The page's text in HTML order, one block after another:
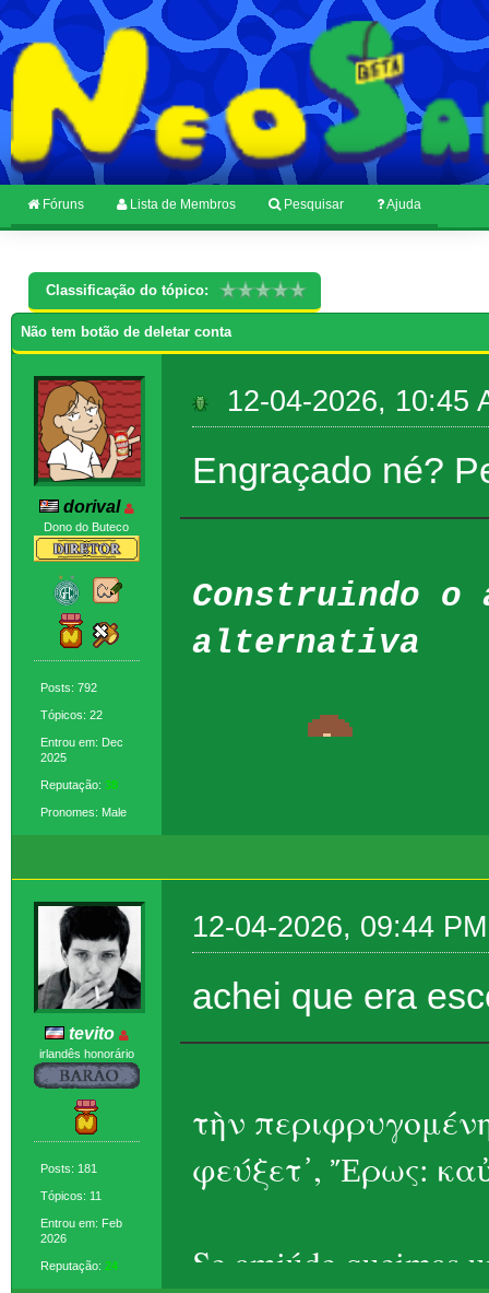
Fóruns Lista de Membros Pesquisar Ajuda
Classificação do tópico:
Não tem botão de deletar conta
dorival
Dono do Buteco
Posts: 792
Tópicos: 22
Entrou em: Dec
2025
Reputação: 38
Pronomes: Male
12-04-2026, 10:45
Engraçado né?
Construindo o
alternativa
tevito
irlandês honorário
Posts: 181
Tópicos: 11
Entrou em: Feb
2026
Reputação: 24
12-04-2026, 09:44 PM
achei que era
τὴν
φεύξετ᾽, Ἔρως:
Se amiúde queimas